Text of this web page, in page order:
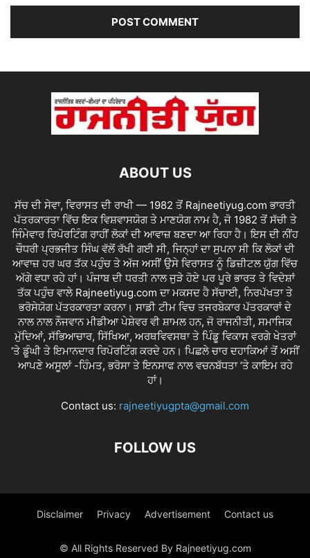
ABOUT US
ਸੱਚ ਦੀ ਸੇਵਾ, ਵਿਰਾਸਤ ਦੀ ਰਾਖੀ — 1982 ਤੋਂ Rajneetiyug.com ਭਾਰਤੀ
ਪੱਤਰਕਾਰਤਾ ਵਿੱਚ ਇਕ ਵਿਸ਼ਵਾਸਯੋਗ ਤੇ ਮਾਣਯੋਗ ਨਾਮ ਹੈ, ਜੋ 1982 ਤੋਂ ਸੱਚੀ ਤੇ
ਜਿੰਮੇਵਾਰ ਰਿਪੋਰਟਿੰਗ ਰਾਹੀਂ ਲੋਕਾਂ ਦੀ ਆਵਾਜ਼ ਬਣਦਾ ਆ ਰਿਹਾ ਹੈ। ਇਸ ਦੀ ਨੀਂਹ
ਚੌਧਰੀ ਪ੍ਰਭਜੀਤ ਸਿੰਘ ਵੱਲੋਂ ਰੱਖੀ ਗਈ ਸੀ, ਜਿਨ੍ਹਾਂ ਦਾ ਸੁਪਨਾ ਸੀ ਕਿ ਲੋਕਾਂ ਦੀ
ਆਵਾਜ਼ ਹਰ ਘਰ ਤੱਕ ਪਹੁੰਚ ਤੇ ਅੱਜ ਅਸੀਂ ਉਸੇ ਵਿਰਾਸਤ ਨੂੰ ਡਿਜ਼ੀਟਲ ਯੁੱਗ ਵਿੱਚ
ਅੱਗੇ ਵਧਾ ਰਹੇ ਹਾਂ। ਪੰਜਾਬ ਦੀ ਧਰਤੀ ਨਾਲ ਜੁੜੇ ਹੋਏ ਪਰ ਪੂਰੇ ਭਾਰਤ ਤੇ ਵਿਦੇਸ਼ਾਂ
ਤੱਕ ਪਹੁੰਚ ਵਾਲੇ Rajneetiyug.com ਦਾ ਮਕਸਦ ਹੈ ਸੱਚਾਈ, ਨਿਰਪੱਖਤਾ ਤੇ
ਭਰੋਸੇਯੋਗ ਪੱਤਰਕਾਰਤਾ ਕਰਨਾ। ਸਾਡੀ ਟੀਮ ਵਿਚ ਤਜਰਬੇਕਾਰ ਪੱਤਰਕਾਰਾਂ ਦੇ
ਨਾਲ ਨਾਲ ਨੌਜਵਾਨ ਮੀਡੀਆ ਪੇਸ਼ੇਵਰ ਵੀ ਸ਼ਾਮਲ ਹਨ, ਜੋ ਰਾਜਨੀਤੀ, ਸਮਾਜਿਕ
ਮੁੱਦਿਆਂ, ਸੱਭਿਆਚਾਰ, ਸਿੱਖਿਆ, ਅਰਥਵਿਵਸਥਾ ਤੇ ਪਿੰਡੂ ਵਿਕਾਸ ਵਰਗੇ ਖੇਤਰਾਂ
‘ਤੇ ਡੂੰਘੀ ਤੇ ਇਮਾਨਦਾਰ ਰਿਪੋਰਟਿੰਗ ਕਰਦੇ ਹਨ। ਪਿਛਲੇ ਚਾਰ ਦਹਾਕਿਆਂ ਤੋਂ ਅਸੀਂ
ਆਪਣੇ ਅਸੂਲਾਂ -ਹਿੰਮਤ, ਭਰੋਸਾ ਤੇ ਇਨਸਾਫ ਨਾਲ ਵਚਨਬੱਧਤਾ ‘ਤੇ ਕਾਇਮ ਰਹੇ
ਹਾਂ।
Contact us: rajneetiyugpta@gmail.com
FOLLOW US
Disclaimer Privacy Advertisement Contact us
© All Rights Reserved By Rajneetiyug.com